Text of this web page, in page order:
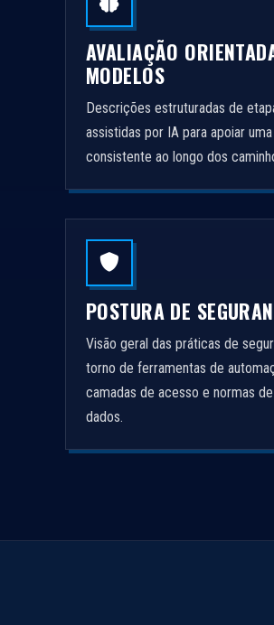
AVALIAÇÃO
MODELOS
Descrições estruturadas de
assistidas por IA para apoiar
consistente ao longo dos
POSTURA DE
Visão geral das práticas de
torno de ferramentas de
camadas de acesso e normas
dados.